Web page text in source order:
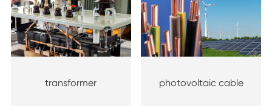
transformer photovoltaic cable